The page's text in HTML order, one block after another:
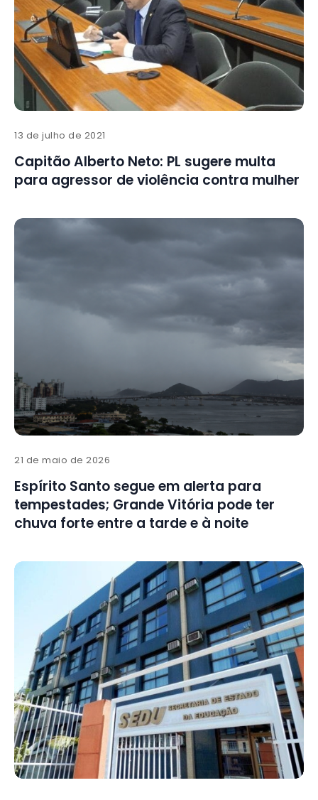
13 de julho de 2021
Capitão Alberto Neto: PL sugere multa
para agressor de violência contra mulher
21 de maio de 2026
Espírito Santo segue em alerta para
tempestades; Grande Vitória pode ter
chuva forte entre a tarde e à noite